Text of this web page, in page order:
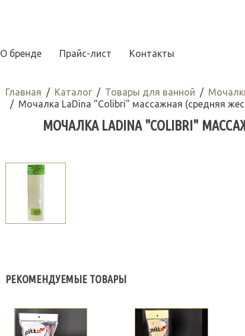
О бренде Прайс-лист Контакты
Главная Каталог Товары для ванной
Мочалка LaDina "Colibri" массажная (средняя
МОЧАЛКА LADINA "COLIBRI"
РЕКОМЕНДУЕМЫЕ ТОВАРЫ